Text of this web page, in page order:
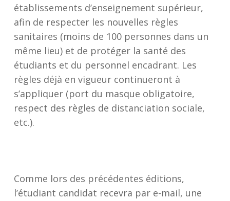
établissements d’enseignement supérieur,
afin de respecter les nouvelles règles
sanitaires (moins de 100 personnes dans un
même lieu) et de protéger la santé des
étudiants et du personnel encadrant. Les
règles déjà en vigueur continueront à
s’appliquer (port du masque obligatoire,
respect des règles de distanciation sociale,
etc.).
Comme lors des précédentes éditions,
l’étudiant candidat recevra par e-mail, une